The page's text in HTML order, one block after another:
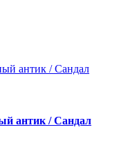
антик / Сандал